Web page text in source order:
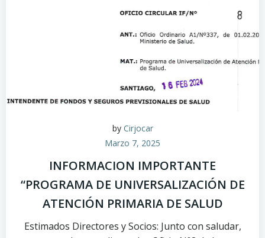
by Cirjocar
Marzo 7, 2025
INFORMACION IMPORTANTE
“PROGRAMA DE UNIVERSALIZACIÓN DE
ATENCIÓN PRIMARIA DE SALUD
Estimados Directores y Socios: Junto con saludar,